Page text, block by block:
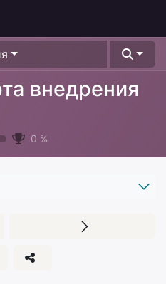
внедрения
0 %